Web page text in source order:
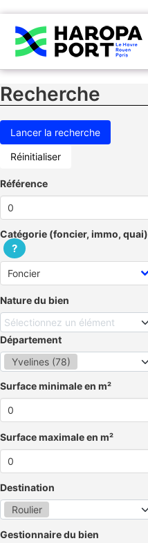
Recherche
Réinitialiser
Référence
Catégorie (foncier, immo, quai)
?
Nature du bien
Sélectionnez un élément
Département
Yvelines (78)
Surface minimale en m²
Surface maximale en m²
Destination
Roulier
Gestionnaire du bien